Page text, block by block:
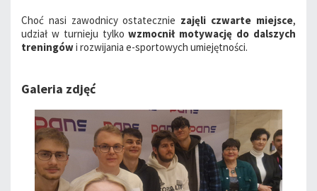
Choć nasi zawodnicy ostatecznie zajęli czwarte miejsce,
udział w turnieju tylkowzmocnił motywację do dalszych
treningówi rozwijania e-sportowych umiejętności.
Galeria zdjęć